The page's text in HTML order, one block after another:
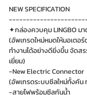
NEW SPECIFICATION
✦กล่องควบคุม LINGBO มา
(อัพเกรดใหม่หมดให้มอเตอ
ทำงานได้อย่างดียิ่งขึ้น จัดส
เยี่ยม)
-New Electric Connector
(อัพเกรดระบบซีลใหม่ทั้งคัน
-สายไฟพร้อมซีลกันน้ำ